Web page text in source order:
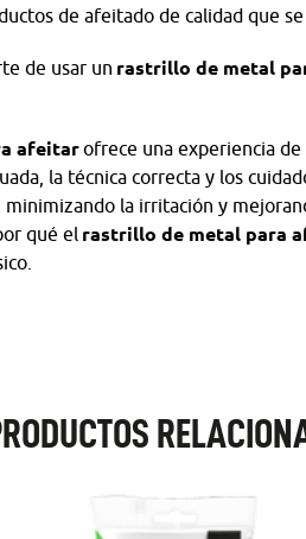
de afeitado de calidad que
de usar un rastrillo de metal
afeitarofrece una experiencia
la técnica correcta y los
la irritación y
qué el rastrillo de metal para